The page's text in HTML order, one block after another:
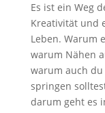
Es ist ein Weg
Kreativität und
Leben. Warum
warum Nähen
warum auch
springen
darum geht es